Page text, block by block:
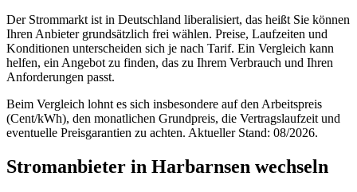
Der Strommarkt ist in Deutschland liberalisiert, das heißt Sie können
Ihren Anbieter grundsätzlich frei wählen. Preise, Laufzeiten und
Konditionen unterscheiden sich je nach Tarif. Ein Vergleich kann
helfen, ein Angebot zu finden, das zu Ihrem Verbrauch und Ihren
Anforderungen passt.
Beim Vergleich lohnt es sich insbesondere auf den Arbeitspreis
(Cent/kWh), den monatlichen Grundpreis, die Vertragslaufzeit und
eventuelle Preisgarantien zu achten. Aktueller Stand: 08/2026.
Stromanbieter in Harbarnsen wechseln